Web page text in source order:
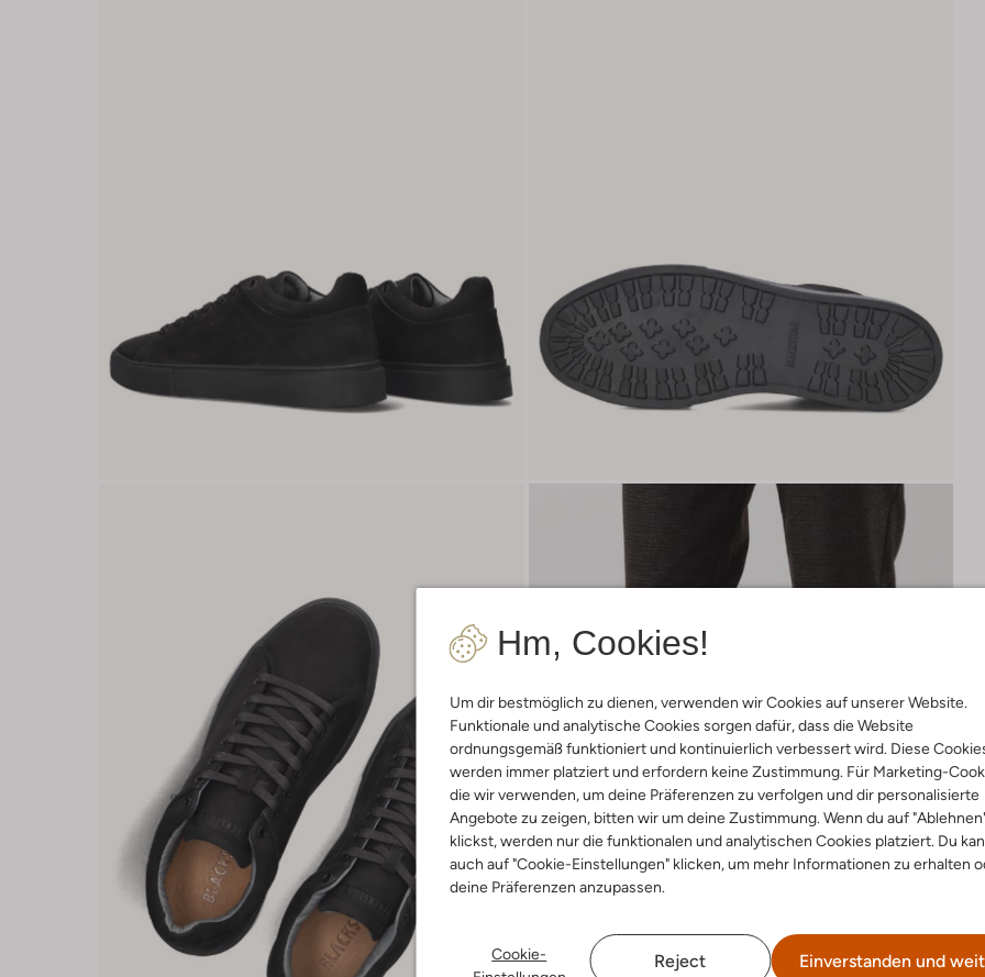
Hm, Cookies!
Um dir bestmöglich zu dienen, verwenden wir Cookies auf unserer Website.
Funktionale und analytische Cookies sorgen dafür, dass die Website
ordnungsgemäß funktioniert und kontinuierlich verbessert wird. Diese
werden immer platziert und erfordern keine Zustimmung. Für Marketing-
die wir verwenden, um deine Präferenzen zu verfolgen und dir personalisierte
Angebote zu zeigen, bitten wir um deine Zustimmung. Wenn du auf
klickst, werden nur die funktionalen und analytischen Cookies platziert. Du
auch auf "Cookie-Einstellungen" klicken, um mehr Informationen zu erhalten
deine Präferenzen anzupassen.
Cookie-
Reject Einverstanden und